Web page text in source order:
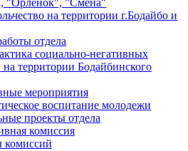
"Орленок", "Смена"
на территории г.Бодайбо и
отдела
социально-негативных
на территории Бодайбинского
мероприятия
воспитание молодежи
проекты отдела
комиссия
комиссий